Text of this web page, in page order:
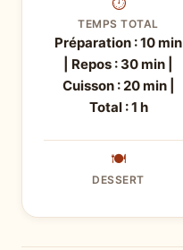
TEMPS TOTAL
Préparation : 10 min
| Repos : 30 min |
Cuisson : 20 min |
Total : 1 h
🍽
DESSERT